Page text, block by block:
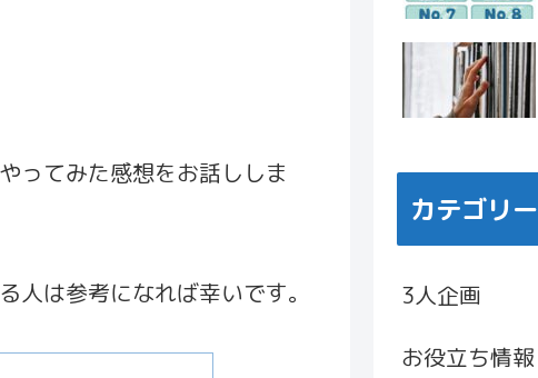
ってみた感想をお話ししま
は参考になれば幸いです。
カテゴリー
3人企画
お役立ち情報